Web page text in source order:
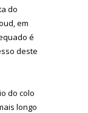
do
em
é
deste
do colo
longo